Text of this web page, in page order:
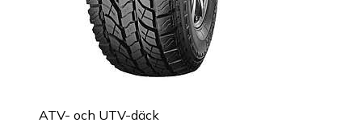
ATV- och UTV-däck